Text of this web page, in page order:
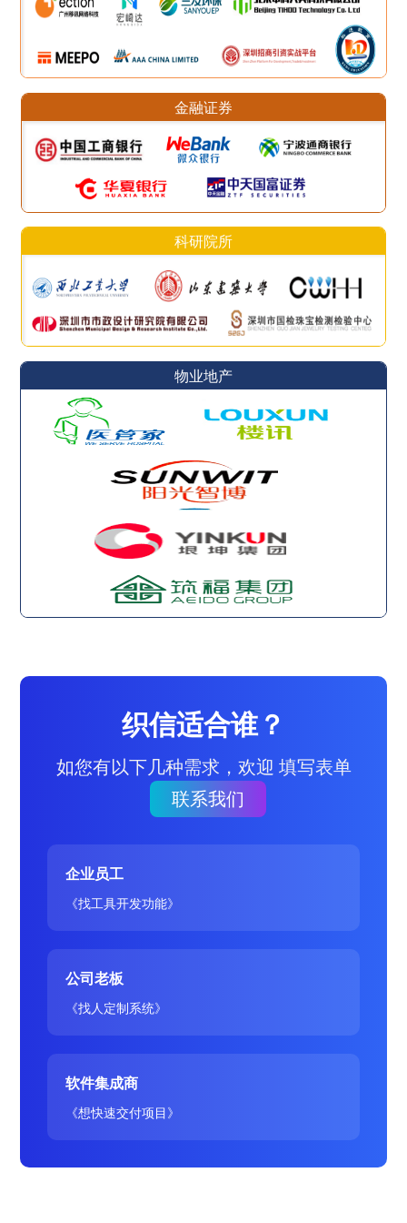
金融证券
科研院所
物业地产
织信适合谁？
如您有以下几种需求，欢迎 填写表单
联系我们
企业员工
《找工具开发功能》
公司老板
《找人定制系统》
软件集成商
《想快速交付项目》